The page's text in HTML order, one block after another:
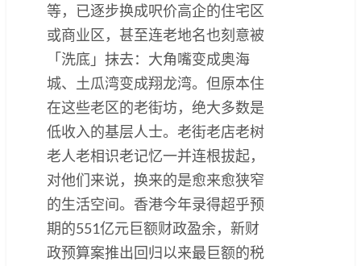
等，已逐步换成呎价高企的住宅区
或商业区，甚至连老地名也刻意被
「洗底」抹去：大角嘴变成奥海
城、土瓜湾变成翔龙湾。但原本住
在这些老区的老街坊，绝大多数是
低收入的基层人士。老街老店老树
老人老相识老记忆一并连根拔起，
对他们来说，换来的是愈来愈狭窄
的生活空间。香港今年录得超乎预
期的551亿元巨额财政盈余，新财
政预算案推出回归以来最巨额的税